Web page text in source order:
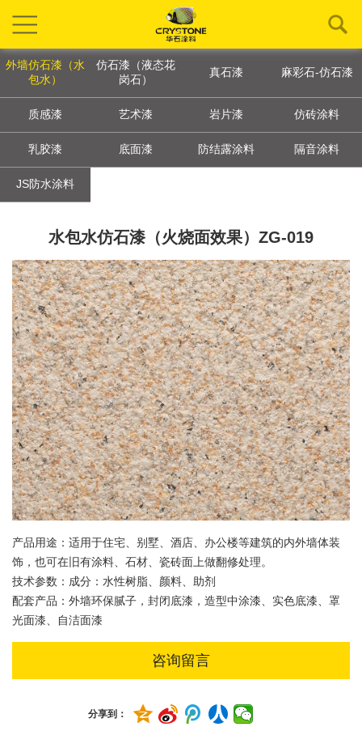
外墙仿石漆（水
包水）
仿石漆（液态花
岗石）
真石漆 麻彩石-仿石漆
质感漆 艺术漆 岩片漆 仿砖涂料
乳胶漆 底面漆 防结露涂料 隔音涂料
JS防水涂料
水包水仿石漆（火烧面效果）ZG-019
产品用途：适用于住宅、别墅、酒店、办公楼等建筑的内外墙体装
饰，也可在旧有涂料、石材、瓷砖面上做翻修处理。
技术参数：成分：水性树脂、颜料、助剂
配套产品：外墙环保腻子，封闭底漆，造型中涂漆、实色底漆、罩
光面漆、自洁面漆
咨询留言
分享到：